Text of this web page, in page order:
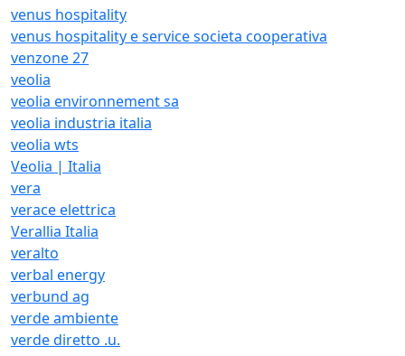
venus hospitality
venus hospitality e service societa cooperativa
venzone 27
veolia
veolia environnement sa
veolia industria italia
veolia wts
Veolia | Italia
vera
verace elettrica
Verallia Italia
veralto
verbal energy
verbund ag
verde ambiente
verde diretto .u.